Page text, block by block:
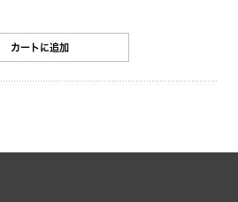
カートに追加